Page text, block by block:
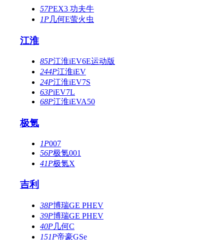
57PEX3 功夫牛
1P几何E萤火虫
江淮
85P江淮iEV6E运动版
244P江淮iEV
24P江淮iEV7S
63PiEV7L
68P江淮iEVA50
极氪
1P007
56P极氪001
41P极氪X
吉利
38P博瑞GE PHEV
39P博瑞GE PHEV
40P几何C
151P帝豪GSe